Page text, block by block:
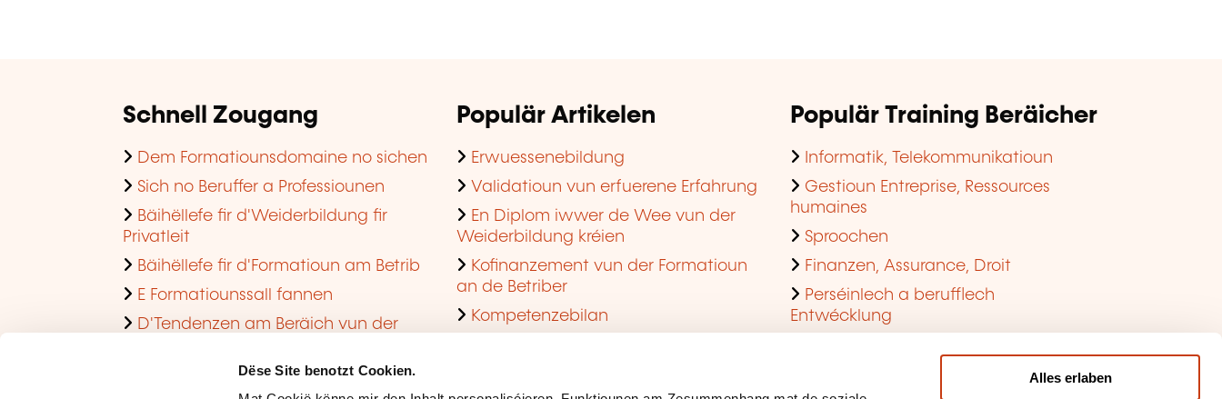
Dëse Site benotzt Cookien.
Alles erlaben
Schnell Zougang
Dem Formatiounsdomaine no sichen
Sich no Beruffer a Professiounen
Bäihëllefe fir d'Weiderbildung fir
Privatleit
Bäihëllefe fir d'Formatioun am Betrib
E Formatiounssall fannen
D'Tendenzen am Beräich vun der
Populär Artikelen
Erwuessenebildung
Validatioun vun erfuerene Erfahrung
En Diplom iwwer de Wee vun der
Weiderbildung kréien
Kofinanzement vun der Formatioun
an de Betriber
Kompetenzebilan
Populär Training Beräicher
Informatik, Telekommunikatioun
Gestioun Entreprise, Ressources
humaines
Sproochen
Finanzen, Assurance, Droit
Perséinlech a berufflech
Entwécklung